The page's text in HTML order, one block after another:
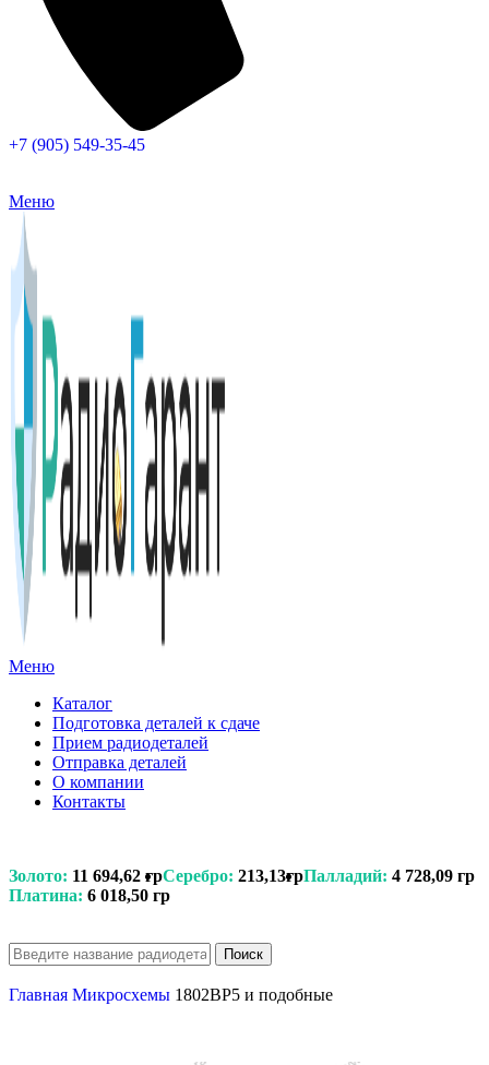
+7 (905) 549-35-45
Меню
Меню
Каталог
Подготовка деталей к сдаче
Прием радиодеталей
Отправка деталей
О компании
Контакты
Золото: 11 694,62 грСеребро: 213,13грПалладий: 4 728,09 гр
Платина: 6 018,50 гр
Поиск
Главная Микросхемы 1802ВР5 и подобные